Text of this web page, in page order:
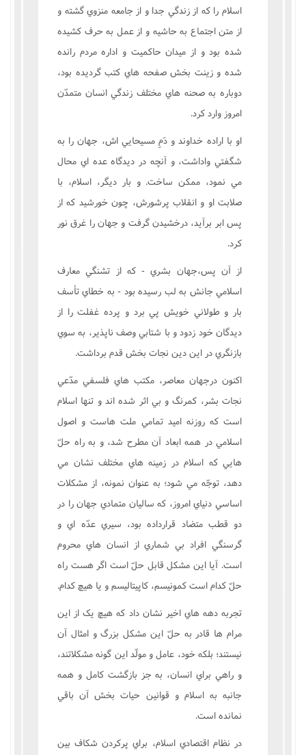
اسلام را که از زندگي جدا و از جامعه منزوي گشته و
از متن اجتماع به حاشيه و از عمل به حرف کشيده
شده بود و از ميدان حاکميت و اداره مردم رانده
شده و زينت بخش صفحه هاي کتب گرديده بود،
دوباره به صحنه هاي مختلف زندگي انسان متمدّن
امروز وارد کرد.
او با اراده خداوند و دَمِ مسيحايي اش، جهان را به
شگفتي واداشت، و آنچه در ديدگاه عده اي محال
مي نمود، ممکن ساخت. و بار ديگر، اسلام، با
صلابت او و انقلاب پرشورش، چون خورشيد که از
پس ابر برآيد، درخشيدن گرفت و جهان را غرق نور
کرد.
از آن پس،جهان بشري - که از تشنگي معارف
اسلامي جانش به لب رسيده بود - به خطاي تأسف
بار و طولاني خويش پي برد و پرده غفلت را از
ديدگان خود زدود و با شتابي وصف ناپذير، به سوي
بازنگري در اين دين نجات بخش قدم برداشت.
اکنون درجهان معاصر، مکتب هاي فلسفي مدّعي
نجات بشر، کمرنگ و بي اثر شده اند و تنها اسلام
است که روزنه اميد تمامي ملت هاست و اصول
اسلامي در همه ابعاد آن مطرح شد، و به راه حلّ
هايي که اسلام در زمينه هاي مختلف نشان مي
دهد، توجّه مي شود؛ به عنوان نمونه، از مشکلات
اساسي دنياي امروز، که ساليان متمادي جهان را در
دو قطب متضاد قرارداده بود، سيري عدّه اي و
گرسنگي افراد بي شماري از انسان هاي محروم
است. آيا اين مشکل قابل حلّ است اگر هست راه
حلّ کدام است کمونيسم، کاپيتاليسم و يا هيچ کدام.
تجربه دهه هاي اخير نشان داد که هيچ يک از اين
مرام ها قادر به حلّ اين مشکل بزرگ و امثال آن
نيستند؛ بلکه خود، عامل و مولّد اين گونه مشکلاتند،
و راهي براي انسان، به جز بازگشت کامل و همه
جانبه به اسلام و قوانين حيات بخش آن باقي
نمانده است.
در نظام اقتصادي اسلام، براي پرکردن شکاف بين